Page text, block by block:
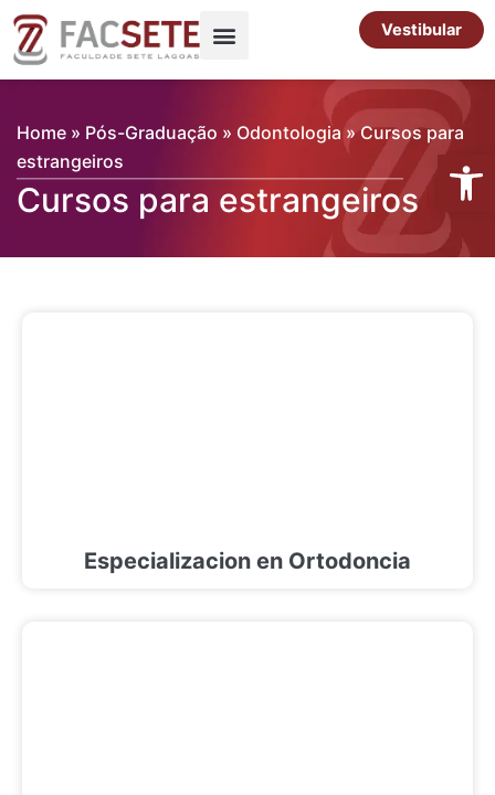
para
Vestibular
Home » Pós-Graduação » Odontologia »Cursos para
estrangeiros
Cursos para estrangeiros
Especializacion en Ortodoncia
Abrir